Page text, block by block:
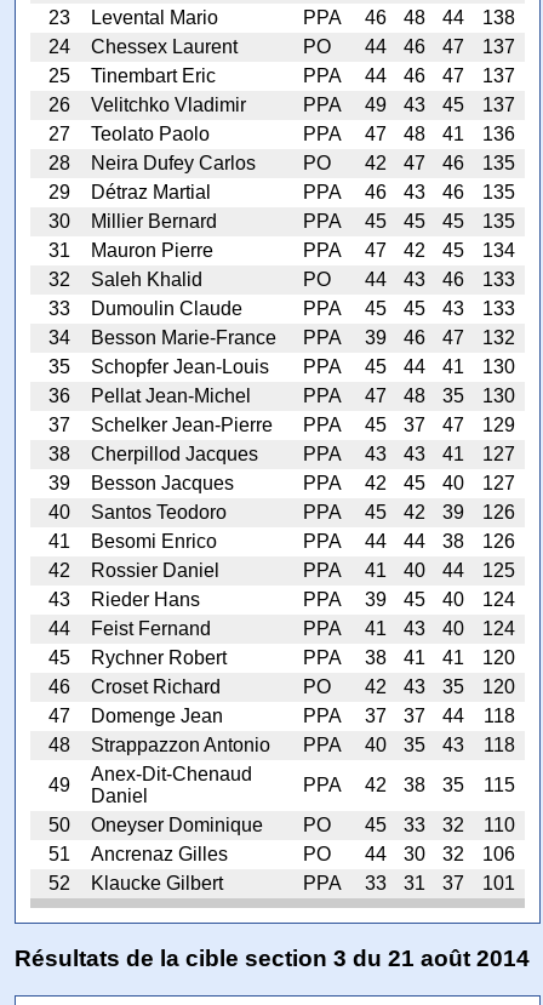
23 Levental Mario PPA 46 48 44
138
24
Chessex Laurent PO 44 46 47
137
25
Tinembart Eric PPA 44 46 47
137
26
Velitchko Vladimir PPA 49 43 45
137
27
Teolato Paolo PPA 47 48 41
136
28
Neira Dufey Carlos PO 42 47 46
135
29
Détraz Martial PPA 46 43 46
135
30
Millier Bernard PPA 45 45 45
135
31
Mauron Pierre PPA 47 42 45
134
32
Saleh Khalid PO 44 43 46
133
33
Dumoulin Claude PPA 45 45 43
133
34
Besson Marie-France PPA 39 46 47
132
35
Schopfer Jean-Louis PPA 45 44 41
130
36
Pellat Jean-Michel PPA 47 48 35
130
37
Schelker Jean-Pierre PPA 45 37 47
129
38
Cherpillod Jacques PPA 43 43 41
127
39
Besson Jacques PPA 42 45 40
127
40
Santos Teodoro PPA 45 42 39
126
41
Besomi Enrico PPA 44 44 38
126
42
Rossier Daniel PPA 41 40 44
125
43
Rieder Hans PPA 39 45 40
124
44
Feist Fernand PPA 41 43 40
124
45
Rychner Robert PPA 38 41 41
120
46
Croset Richard PO 42 43 35
120
47
Domenge Jean PPA 37 37 44
118
48
Strappazzon Antonio PPA 40 35 43
118
49
Anex-Dit-Chenaud
Daniel
PPA 42 38 35
115
50
Oneyser Dominique PO 45 33 32
110
51
Ancrenaz Gilles PO 44 30 32
106
52
Klaucke Gilbert PPA 33 31 37 101
Résultats de la cible section 3 du 21 août 2014